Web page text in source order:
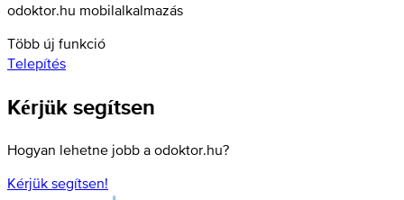
odoktor.hu mobilalkalmazás
Több új funkció
Telepítés
Kérjük segítsen
Hogyan lehetne jobb a odoktor.hu?
Kérjük segítsen!